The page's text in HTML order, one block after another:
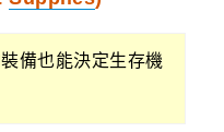
備也能決定生存機